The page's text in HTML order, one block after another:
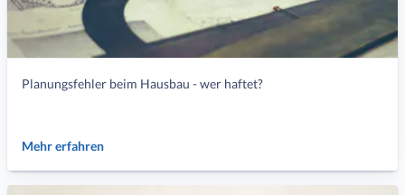
Planungsfehler beim Hausbau - wer haftet?
Mehr erfahren